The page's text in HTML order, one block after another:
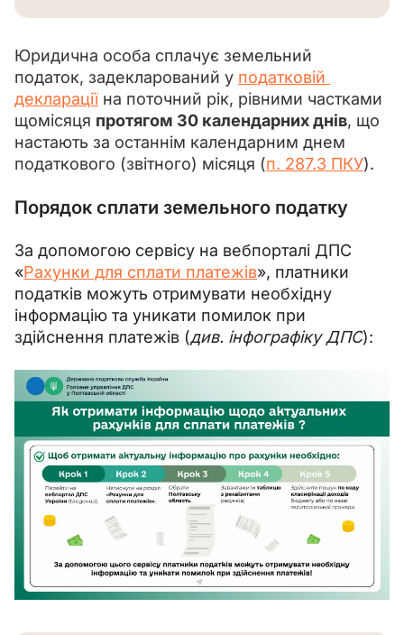
Юридична особа сплачує земельний
податок, задекларований у податковій
декларації на поточний рік, рівними частками
щомісяця протягом 30 календарних днів, що
настають за останнім календарним днем
податкового (звітного) місяця (п. 287.3 ПКУ).
Порядок сплати земельного податку
За допомогою сервісу на вебпорталі ДПС
«Рахунки для сплати платежів», платники
податків можуть отримувати необхідну
інформацію та уникати помилок при
здійснення платежів (див. інфографіку ДПС):